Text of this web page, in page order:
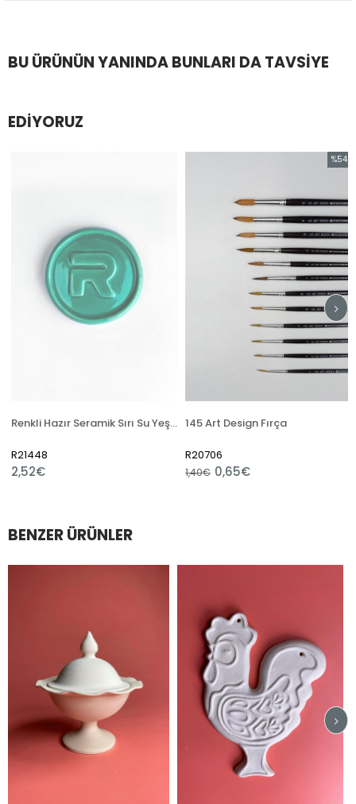
BU ÜRÜNÜN YANINDA BUNLARI DA TAVSIYE
EDIYORUZ
Renkli Hazır Seramik Sırı Su Yeşili 6135 (1050 °C)
R21448
2,52€
145 Art Design Fırça
R20706
0,65€
1,40€
%54
BENZER ÜRÜNLER